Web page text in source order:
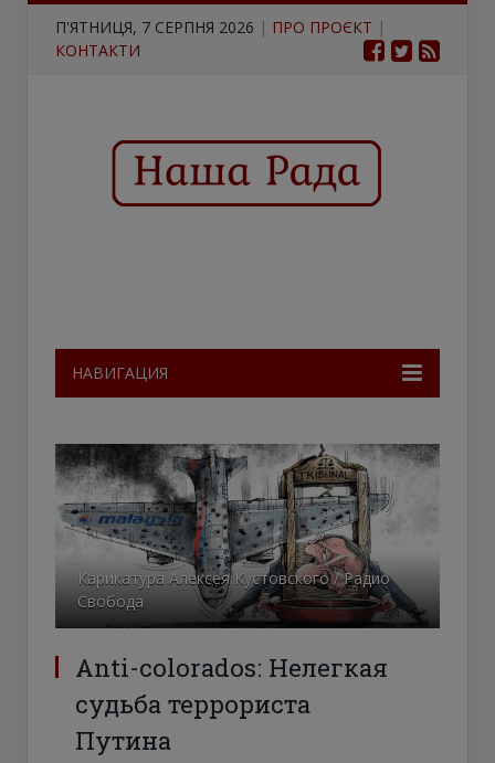
П'ЯТНИЦЯ, 7 СЕРПНЯ 2026 | ПРО ПРОЄКТ |
КОНТАКТИ
НАВИГАЦИЯ
Карикатура Алексея Кустовского / Радио
Свобода
Anti-colorados: Нелегкая
судьба террориста
Путина